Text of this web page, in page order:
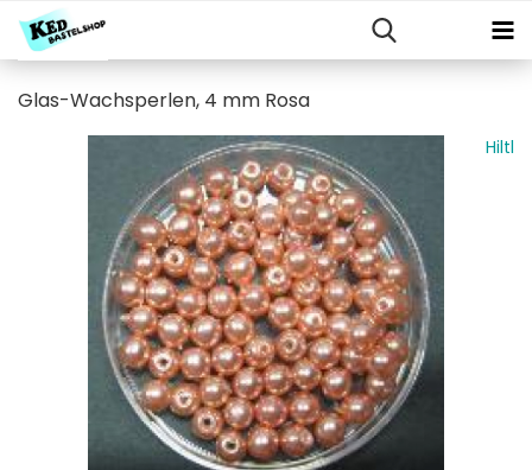
Glas-Wachsperlen, 4 mm Rosa
Hiltl